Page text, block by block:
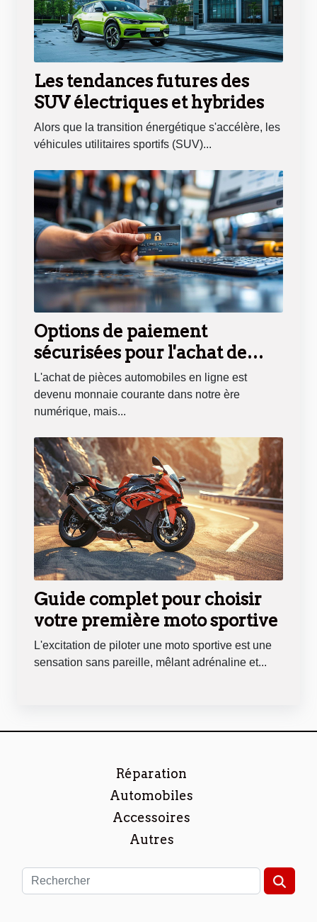
Les tendances futures des
SUV électriques et hybrides
Alors que la transition énergétique s'accélère, les
véhicules utilitaires sportifs (SUV)...
Options de paiement
sécurisées pour l'achat de
pièces auto en ligne
L'achat de pièces automobiles en ligne est
devenu monnaie courante dans notre ère
numérique, mais...
Guide complet pour choisir
votre première moto sportive
L'excitation de piloter une moto sportive est une
sensation sans pareille, mêlant adrénaline et...
Réparation
Automobiles
Accessoires
Autres